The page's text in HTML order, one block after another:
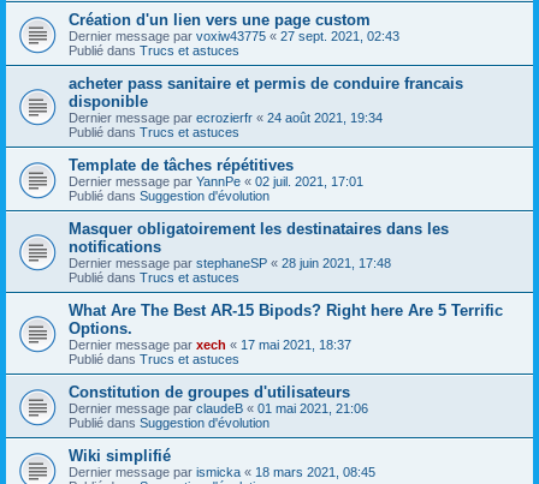
Création d'un lien vers une page custom
Dernier message par voxiw43775 « 27 sept. 2021, 02:43
Publié dans Trucs et astuces
acheter pass sanitaire et permis de conduire francais
disponible
Dernier message par ecrozierfr « 24 août 2021, 19:34
Publié dans Trucs et astuces
Template de tâches répétitives
Dernier message par YannPe « 02 juil. 2021, 17:01
Publié dans Suggestion d'évolution
Masquer obligatoirement les destinataires dans les
notifications
Dernier message par stephaneSP « 28 juin 2021, 17:48
Publié dans Trucs et astuces
What Are The Best AR-15 Bipods? Right here Are 5 Terrific
Options.
Dernier message par xech « 17 mai 2021, 18:37
Publié dans Trucs et astuces
Constitution de groupes d'utilisateurs
Dernier message par claudeB « 01 mai 2021, 21:06
Publié dans Suggestion d'évolution
Wiki simplifié
Dernier message par ismicka « 18 mars 2021, 08:45